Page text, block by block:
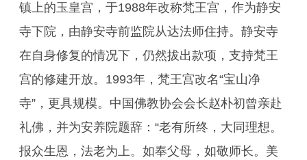
镇上的玉皇宫，于1988年改称梵王宫，作为静安
寺下院，由静安寺前监院从达法师住持。静安寺
在自身修复的情况下，仍然拔出款项，支持梵王
宫的修建开放。1993年，梵王宫改名“宝山净
寺”，更具规模。中国佛教协会会长赵朴初曾亲赴
礼佛，并为安养院题辞：“老有所终，大同理想。
报众生恩，法老为上。如奉父母，如敬师长。美